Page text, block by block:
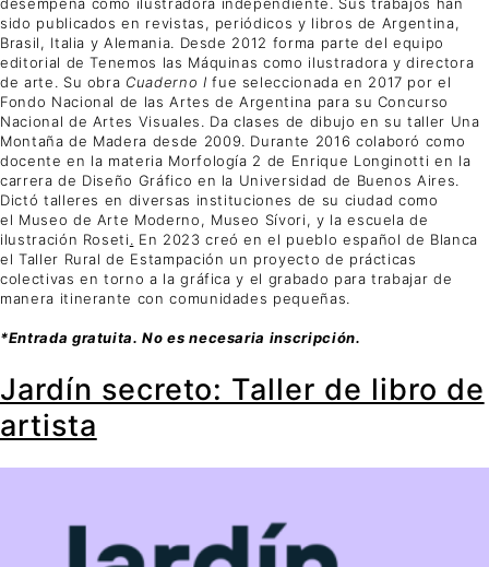
sido publicados en revistas, periódicos y libros de Argentina,
Brasil, Italia y Alemania. Desde 2012 forma parte del equipo
editorial de Tenemos las Máquinas como ilustradora y directora
de arte. Su obra Cuaderno Ifue seleccionada en 2017 por el
Fondo Nacional de las Artes de Argentina para su Concurso
Nacional de Artes Visuales. Da clases de dibujo en su taller Una
Montaña de Madera desde 2009. Durante 2016 colaboró como
docente en la materia Morfología 2 de Enrique Longinotti en la
carrera de Diseño Gráfico en la Universidad de Buenos Aires.
Dictó talleres en diversas instituciones de su ciudad como
el Museo de Arte Moderno, Museo Sívori, y la escuela de
ilustración Roseti. En 2023 creó en el pueblo español de Blanca
el Taller Rural de Estampación un proyecto de prácticas
colectivas en torno a la gráfica y el grabado para trabajar de
manera itinerante con comunidades pequeñas.
*Entrada gratuita. No es necesaria inscripción.
Jardín secreto: Taller de libro de
artista